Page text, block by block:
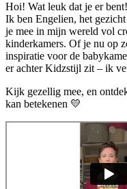
Hoi! Wat leuk dat je er bent!
Ik ben Engelien, het
je mee in mijn wereld vol
kinderkamers. Of je nu op
inspiratie voor de
er achter Kidzstijl zit – ik
Kijk gezellig mee, en
kan betekenen 💛